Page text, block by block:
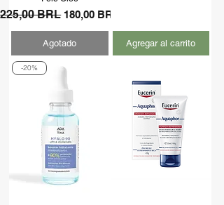
Precio
225,00 BRL Precio de oferta
180,00 BRL
Agotado Agregar al carrito
-20%